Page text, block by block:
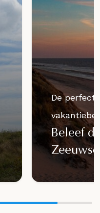
De perfecte
Beleef